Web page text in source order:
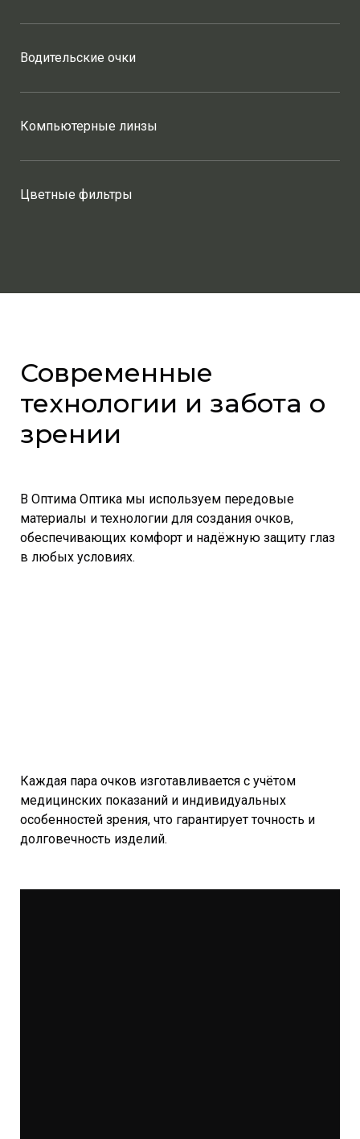
Водительские очки
Компьютерные линзы
Цветные фильтры
Современные
технологии и забота о
зрении
В Оптима Оптика мы используем передовые
материалы и технологии для создания очков,
обеспечивающих комфорт и надёжную защиту глаз
в любых условиях.
Каждая пара очков изготавливается с учётом
медицинских показаний и индивидуальных
особенностей зрения, что гарантирует точность и
долговечность изделий.